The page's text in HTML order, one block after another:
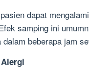
dapat
samping ini
beberapa jam